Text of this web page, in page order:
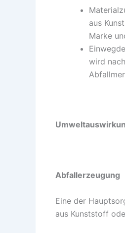
aus
Marke
wird
Abfallerzeugung
Eine der
aus Kunststoff